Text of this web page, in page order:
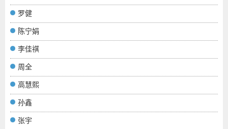
罗健
陈宁娟
李佳祺
周全
高慧熙
孙鑫
张宇